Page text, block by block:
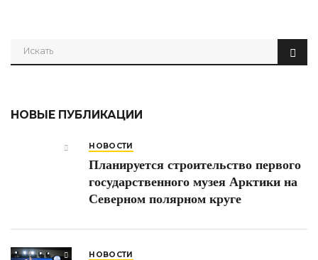
НОВЫЕ ПУБЛИКАЦИИ
НОВОСТИ
Планируется строительство первого
государственного музея Арктики на
Северном полярном круге
НОВОСТИ